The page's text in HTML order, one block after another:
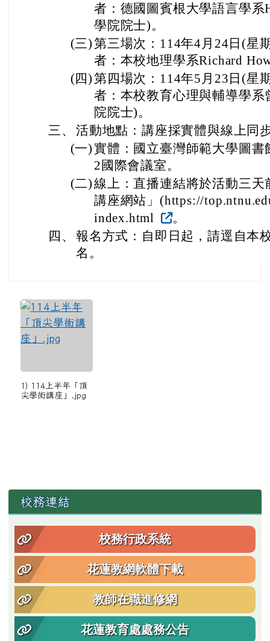
者：德國圖賓根大學語言學系
學院院士)。
(三)第三場次：114年4月24日(星
者：本校地理學系Richard
(四)第四場次：114年5月23日(星
者：本校教育心理與輔導學
院院士)。
三、 活動地點：講座採實體與線上同
(一)實體： 國立臺灣師範大學 圖書
2國際會議室。
(二)線上：直播連結將於活動三
講座網站」(https://
index.html
。
四、 報名方式：自即日起，請逕自本
名。
1) 114上半年「頂
尖學術講座」.jpg
左邊區域內容
校務連結
校務行政系統
花蓮教網軟體下載
教師在職進修網
花蓮教育處處務公告